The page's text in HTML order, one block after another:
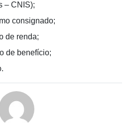
– CNIS);
consignado;
de renda;
de benefício;